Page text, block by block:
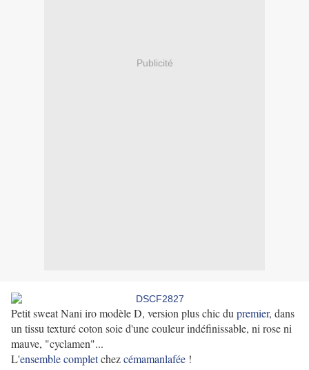
Publicité
Petit sweat Nani iro modèle D, version plus chic du premier, dans
un tissu texturé coton soie d'une couleur indéfinissable, ni rose ni
mauve, "cyclamen"...
L'ensemble completchezcémamanlafée !